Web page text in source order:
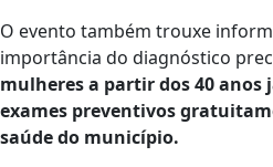
O evento também trouxe
importância do diagnóstico
mulheres a partir dos 40 anos
exames preventivos
saúde do município.